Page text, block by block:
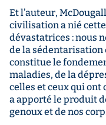
Et l’auteur,
civilisation a nié
dévastatrices : nous
de la sédentarisation
constitue le
maladies, de la
celles et ceux qui ont
a apporté le produit
genoux et de nos